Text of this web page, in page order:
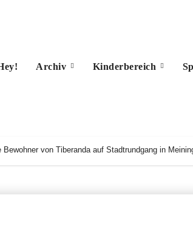
Archiv Kinderbereich
Bewohner von Tiberanda auf Stadtrundgang in